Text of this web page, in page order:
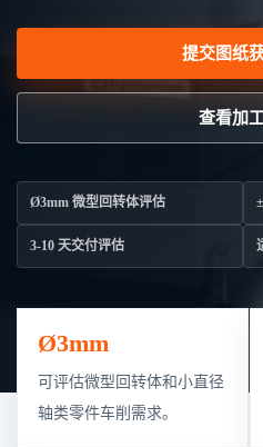
提交图纸
查看加
Ø3mm 微型回转体评估
3-10 天交付评估
Ø3mm
可评估微型回转体和小直径
轴类零件车削需求。